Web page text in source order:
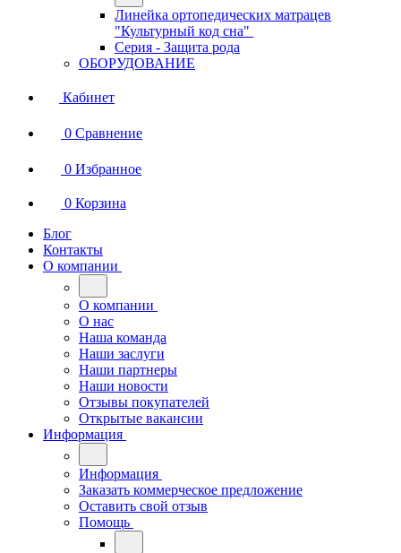
Линейка ортопедических матрацев
"Культурный код сна"
Серия - Защита рода
ОБОРУДОВАНИЕ
Кабинет
0 Сравнение
0 Избранное
0 Корзина
Блог
Контакты
О компании
О компании
О нас
Наша команда
Наши заслуги
Наши партнеры
Наши новости
Отзывы покупателей
Открытые вакансии
Информация
Информация
Заказать коммерческое предложение
Оставить свой отзыв
Помощь